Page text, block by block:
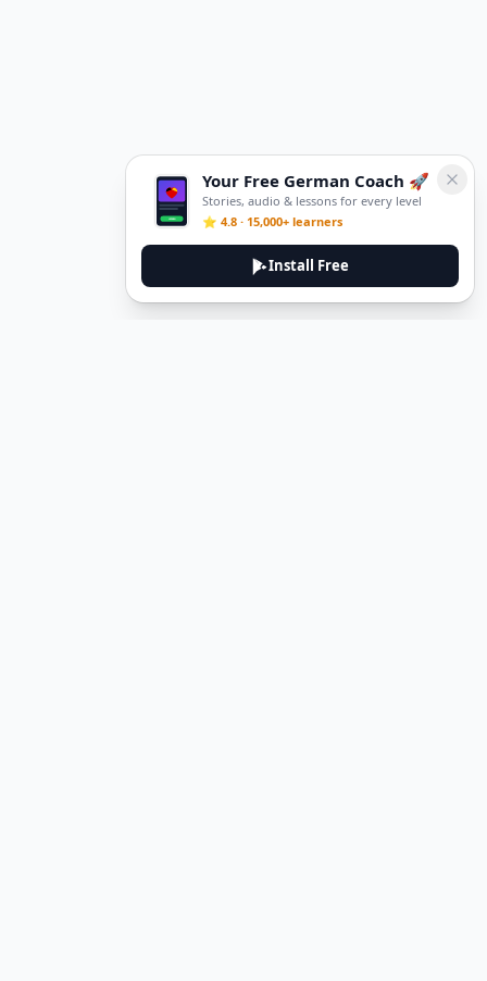
Your Free German Coach 🚀
Stories, audio & lessons for every level
⭐ 4.8 · 15,000+ learners
Install Free